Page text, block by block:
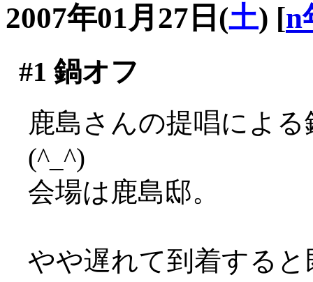
2007年01月27日(土) [n
#1 鍋オフ
鹿島さんの提唱によ
(^_^)
会場は鹿島邸。
やや遅れて到着する